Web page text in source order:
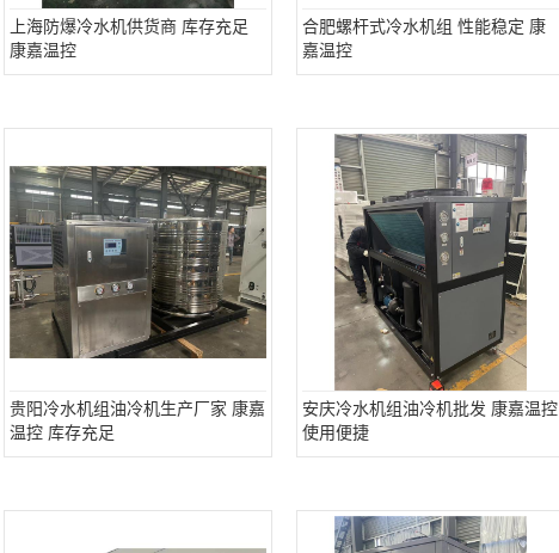
上海防爆冷水机供货商 库存充足
康嘉温控
合肥螺杆式冷水机组 性能稳定 康
嘉温控
贵阳冷水机组油冷机生产厂家 康嘉
温控 库存充足
安庆冷水机组油冷机批发 康嘉温控
使用便捷